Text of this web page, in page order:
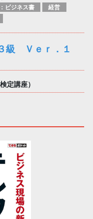
ビジネス書
経営
級 Ｖｅｒ．１
定講座）